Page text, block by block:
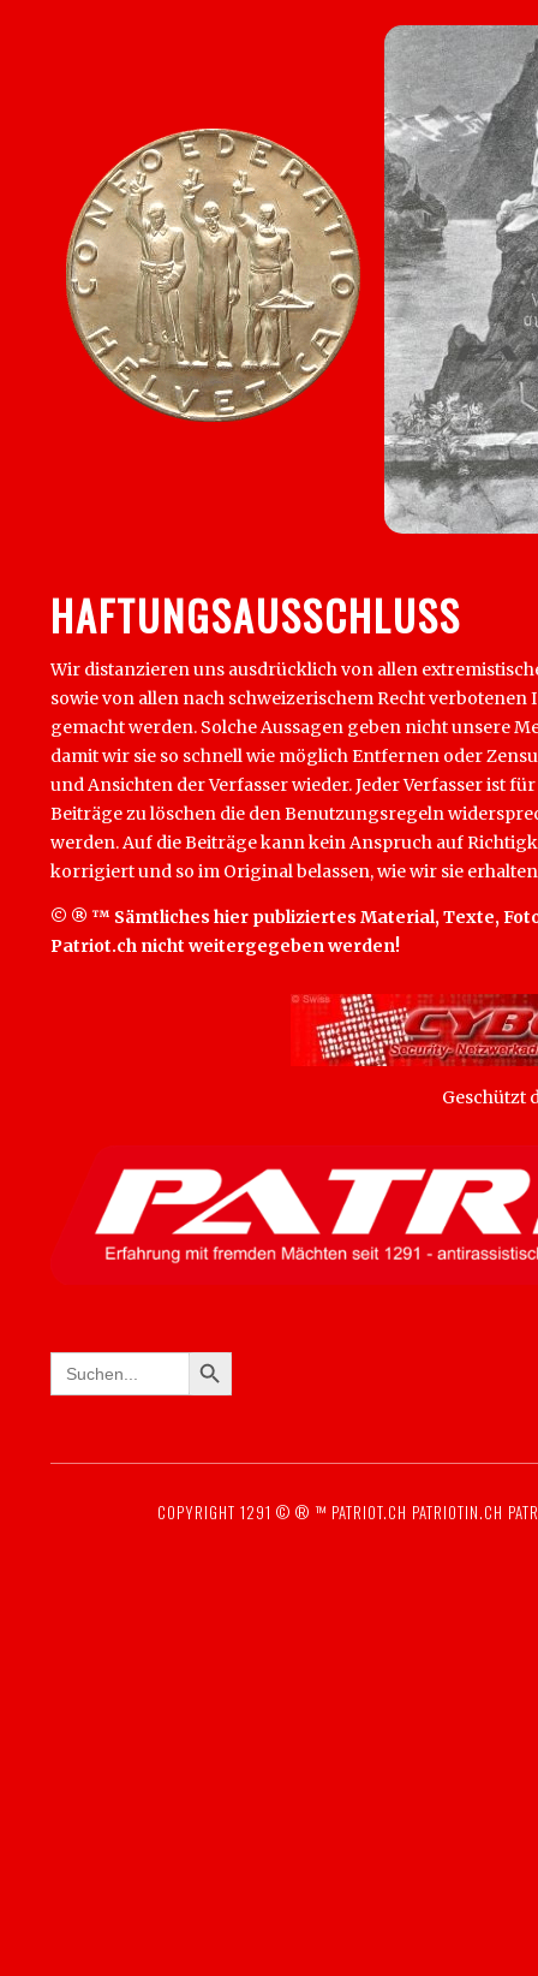
HAFTUNGSAUSSCHLUSS
Wir distanzieren uns ausdrücklich von allen
sowie von allen nach schweizerischem Recht
gemacht werden. Solche Aussagen geben nicht unsere
damit wir sie so schnell wie möglich Entfernen oder
und Ansichten der Verfasser wieder. Jeder Verfasser ist
Beiträge zu löschen die den Benutzungsregeln
werden. Auf die Beiträge kann kein Anspruch auf
korrigiert und so im Original belassen, wie wir sie
© ® ™ Sämtliches hier publiziertes Material, Texte,
Patriot.ch nicht weitergegeben werden!
Geschützt
Search
for:
SEARCH BUTTON
COPYRIGHT 1291 © ® ™ PATRIOT.CH PATRIOTIN.CH